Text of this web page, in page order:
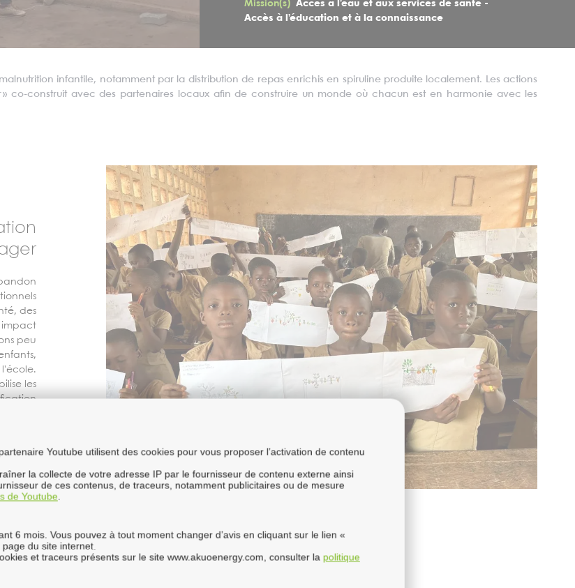
Mission(s) Accès à l’eau et aux services de santé -
Accès à l’éducation et à la connaissance
infantile, notamment par la distribution de repas enrichis en spiruline produite localement. Les actions
»co-construit avec des partenaires locaux afin de construire un monde où chacun est en harmonie avec les
des
impact
peu
les
Youtube utilisent des cookies pour vous proposer l’activation de contenu
la collecte de votre adresse IP par le fournisseur de contenu externe ainsi
de ces contenus, de traceurs, notamment publicitaires ou de mesure
de Youtube
6 mois. Vous pouvez à tout moment changer d’avis en cliquant sur le lien «
du site internet.
et traceurs présents sur le site www.akuoenergy.com, consulter la politique